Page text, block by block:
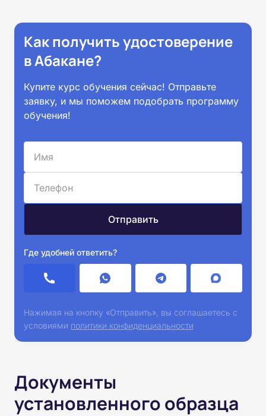
Как получить удостоверение
в Абакане?
Купите курс обучения сейчас! Отправьте
заявку, и мы поможем подобрать программу
обучения!
Где удобней ответить?
Нажимая на кнопку «Отправить», вы соглашаетесь с
условиями политики конфиденциальности
Документы
установленного образца